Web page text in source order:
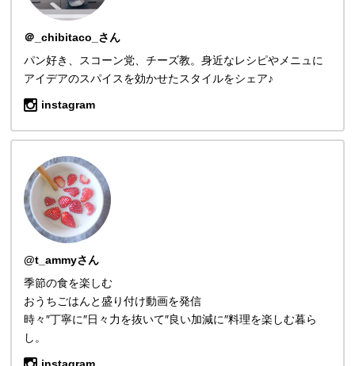
＠_chibitaco_さん
パン好き、スコーン党、チーズ教。身近なレシピやメニュに
アイデアのスパイスを効かせたスタイルをシェア♪
instagram
@t_ammyさん
季節の食を楽しむ
おうちごはんと盛り付け動画を発信
時々″丁寧に″日々力を抜いて″良い加減に″料理を楽しむ暮ら
し。